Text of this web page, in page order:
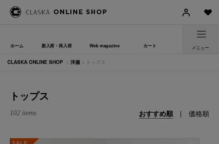
ホーム 新入荷・再入荷 Web magazine カート メニュー
CLASKA ONLINE SHOP > 洋服 > トップス
トップス
おすすめ順 | 価格順
102 items